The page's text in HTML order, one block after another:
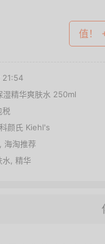
值！
21:54
精华爽肤水 250ml
税
科颜氏 Kiehl's
海淘推荐
水 精华